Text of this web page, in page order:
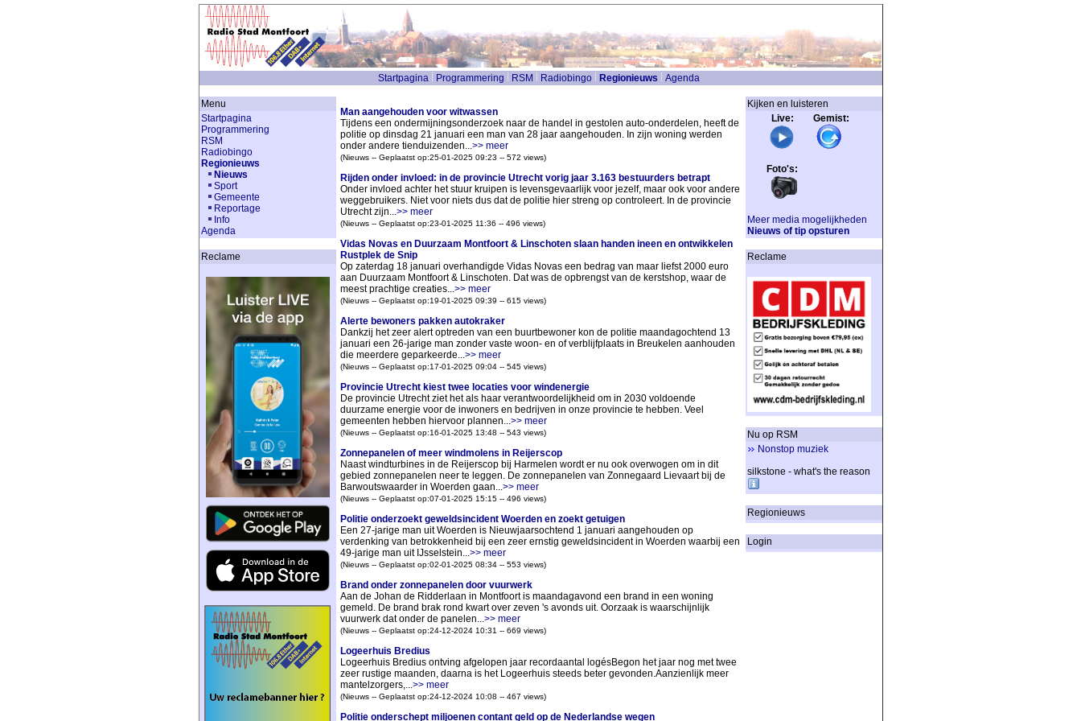
Startpagina Programmering RSM Radiobingo Regionieuws Agenda
Menu
Startpagina
Programmering
RSM
Radiobingo
Regionieuws
Nieuws
Sport
Gemeente
Reportage
Info
Agenda
Reclame
Man aangehouden voor witwassen
Tijdens een ondermijningsonderzoek naar de handel in gestolen auto-onderdelen, heeft de
politie op dinsdag 21 januari een man van 28 jaar aangehouden. In zijn woning werden
onder andere tienduizenden...>> meer
(Nieuws -- Geplaatst op:25-01-2025 09:23 -- 572 views)
Rijden onder invloed: in de provincie Utrecht vorig jaar 3.163 bestuurders betrapt
Onder invloed achter het stuur kruipen is levensgevaarlijk voor jezelf, maar ook voor andere
weggebruikers. Niet voor niets dus dat de politie hier streng op controleert. In de provincie
Utrecht zijn...>> meer
(Nieuws -- Geplaatst op:23-01-2025 11:36 -- 496 views)
Vidas Novas en Duurzaam Montfoort & Linschoten slaan handen ineen en ontwikkelen
Rustplek de Snip
Op zaterdag 18 januari overhandigde Vidas Novas een bedrag van maar liefst 2000 euro
aan Duurzaam Montfoort & Linschoten. Dat was de opbrengst van de kerstshop, waar de
meest prachtige creaties...>> meer
(Nieuws -- Geplaatst op:19-01-2025 09:39 -- 615 views)
Alerte bewoners pakken autokraker
Dankzij het zeer alert optreden van een buurtbewoner kon de politie maandagochtend 13
januari een 26-jarige man zonder vaste woon- en of verblijfplaats in Breukelen aanhouden
die meerdere geparkeerde...>> meer
(Nieuws -- Geplaatst op:17-01-2025 09:04 -- 545 views)
Provincie Utrecht kiest twee locaties voor windenergie
De provincie Utrecht ziet het als haar verantwoordelijkheid om in 2030 voldoende
duurzame energie voor de inwoners en bedrijven in onze provincie te hebben. Veel
gemeenten hebben hiervoor plannen...>> meer
(Nieuws -- Geplaatst op:16-01-2025 13:48 -- 543 views)
Zonnepanelen of meer windmolens in Reijerscop
Naast windturbines in de Reijerscop bij Harmelen wordt er nu ook overwogen om in dit
gebied zonnepanelen neer te leggen. De zonnepanelen van Zonnegaard Lievaart bij de
Barwoutswaarder in Woerden gaan...>> meer
(Nieuws -- Geplaatst op:07-01-2025 15:15 -- 496 views)
Politie onderzoekt geweldsincident Woerden en zoekt getuigen
Een 27-jarige man uit Woerden is Nieuwjaarsochtend 1 januari aangehouden op
verdenking van betrokkenheid bij een zeer ernstig geweldsincident in Woerden waarbij een
49-jarige man uit IJsselstein...>> meer
(Nieuws -- Geplaatst op:02-01-2025 08:34 -- 553 views)
Brand onder zonnepanelen door vuurwerk
Aan de Johan de Ridderlaan in Montfoort is maandagavond een brand in een woning
gemeld. De brand brak rond kwart over zeven 's avonds uit. Oorzaak is waarschijnlijk
vuurwerk dat onder de panelen...>> meer
(Nieuws -- Geplaatst op:24-12-2024 10:31 -- 669 views)
Logeerhuis Bredius
Logeerhuis Bredius ontving afgelopen jaar recordaantal logésBegon het jaar nog met twee
zeer rustige maanden, daarna is het Logeerhuis steeds beter gevonden.Aanzienlijk meer
mantelzorgers,...>> meer
(Nieuws -- Geplaatst op:24-12-2024 10:08 -- 467 views)
Politie onderschept miljoenen contant geld op de Nederlandse wegen
Kijken en luisteren
Live: Gemist:
Foto's:
Meer media mogelijkheden
Nieuws of tip opsturen
Reclame
Nu op RSM
Nonstop muziek
silkstone - what's the reason
Regionieuws
Login